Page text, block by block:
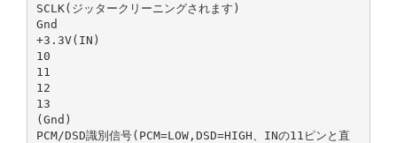
SCLK(ジッタークリーニングされます)
Gnd
+3.3V(IN)
10
11
12
13
(Gnd)
PCM/DSD識別信号(PCM=LOW,DSD=HIGH、INの11ピンと直